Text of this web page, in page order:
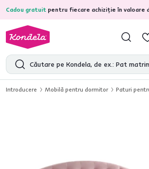
Cadou gratuit pentru fiecare achiziție în valoare
4,7 31.211 recenzii de produs
Introducere Mobilă pentru dormitor Paturi